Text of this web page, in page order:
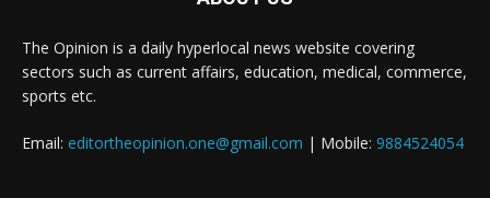
The Opinion is a daily hyperlocal news website covering
sectors such as current affairs, education, medical, commerce,
sports etc.
Email: editortheopinion.one@gmail.com | Mobile: 9884524054